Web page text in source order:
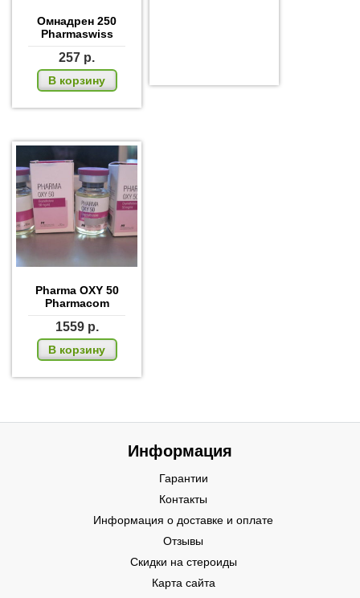
Омнадрен 250
Pharmaswiss
257 р.
В корзину
Pharma OXY 50
Pharmacom
1559 р.
В корзину
Информация
Гарантии
Контакты
Информация о доставке и оплате
Отзывы
Скидки на стероиды
Карта сайта